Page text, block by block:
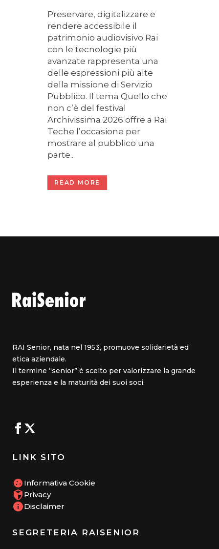
Preservare, digitalizzare e
rendere accessibile il
patrimonio audiovisivo Rai
con le tecnologie più
avanzate rappresenta una
delle espressioni più alte
della missione di Servizio
Pubblico. Il tema Quello che
non c’è del festival
Archivissima 2026 offre a Rai
Teche l’occasione per
mostrare al pubblico una
parte...
READ MORE
RAI Senior, nata nel 1953, promuove solidarietà ed
etica aziendale.
Il termine “senior” è scelto per valorizzare la grande
esperienza e la maturità dei suoi soci.
LINK SITO
Informativa Cookie
Privacy
Disclaimer
SEGRETERIA RAISENIOR